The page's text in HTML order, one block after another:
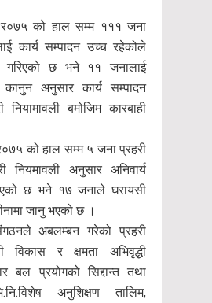
को हाल सम्म १११ जना
कार्य सम्पादन उच्च रहेकोले
गरिएको छ भने ११ जनालाई
अनुसार कार्य सम्पादन
नियामावली बमोजिम कारबाही
को हाल सम्म ५ जना प्रहरी
नियमावली अनुसार अनिवार्य
छ भने १७ जनाले घरायसी
जानु भएको छ ।
अबलम्बन गरेको प्रहरी
विकास र क्षमता अभिवृद्धी
बल प्रयोगको सिद्दान्त तथा
अनुशिक्षण तालिम,